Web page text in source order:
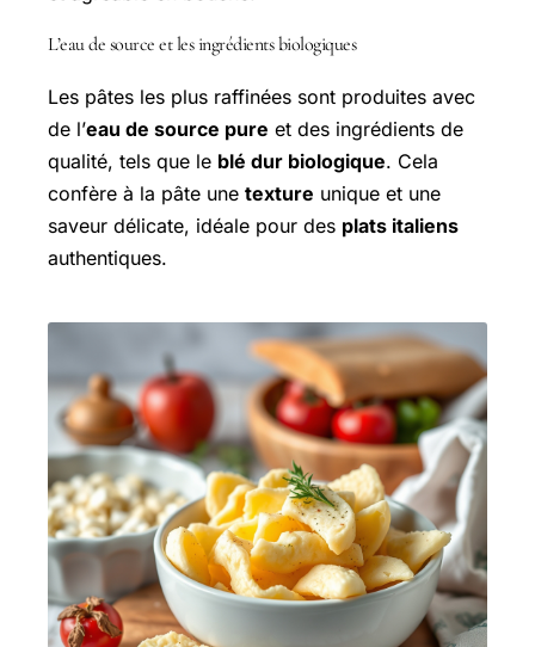
L’eau de source et lesingrédients biologiques
Les pâtes les plus raffinées sont produites avec
de l’eau de source pure et des ingrédients de
qualité, tels que le blé dur biologique. Cela
confère à la pâte une texture unique et une
saveur délicate, idéale pour des plats italiens
authentiques.